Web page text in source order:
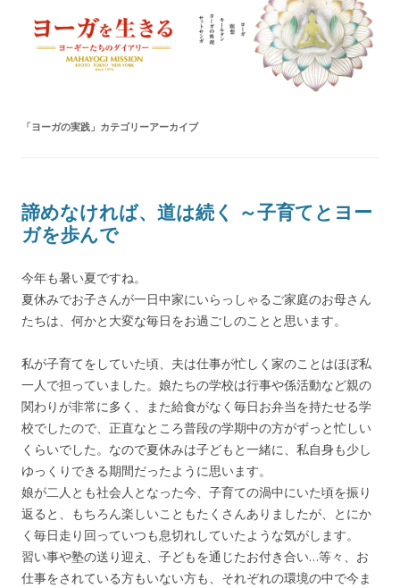
ヨーガを生きる — MAHAYOGI
MISSION ブログ
「ヨーガの実践 」カテゴリーアーカイブ
諦めなければ、道は続く ～子育てとヨー
ガを歩んで
今年も暑い夏ですね。
夏休みでお子さんが一日中家にいらっしゃるご家庭のお母さん
たちは、何かと大変な毎日をお過ごしのことと思います。
私が子育てをしていた頃、夫は仕事が忙しく家のことはほぼ私
一人で担っていました。娘たちの学校は行事や係活動など親の
関わりが非常に多く、また給食がなく毎日お弁当を持たせる学
校でしたので、正直なところ普段の学期中の方がずっと忙しい
くらいでした。なので夏休みは子どもと一緒に、私自身も少し
ゆっくりできる期間だったように思います。
娘が二人とも社会人となった今、子育ての渦中にいた頃を振り
返ると、もちろん楽しいこともたくさんありましたが、とにか
く毎日走り回っていつも息切れしていたような気がします。
習い事や塾の送り迎え、子どもを通じたお付き合い…等々、お
仕事をされている方もいない方も、それぞれの環境の中で今ま